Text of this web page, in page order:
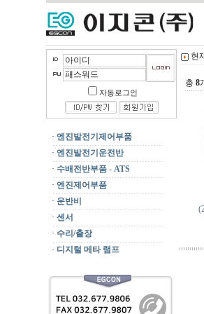
자동로그인
· 엔진발전기제어부품
· 엔진발전기운전반
· 수배전반부품 - ATS
· 엔진제어부품
· 운반비
· 센서
· 수리/출장
· 디지털 메타 램프
현
총 8